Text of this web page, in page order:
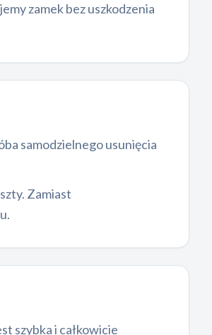
zamek bez uszkodzenia
samodzielnego usunięcia
Zamiast
szybka i całkowicie